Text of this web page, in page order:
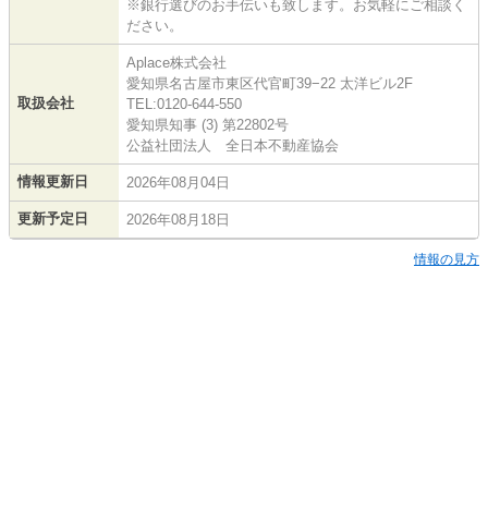
※銀行選びのお手伝いも致します。お気軽にご相談く
ださい。
取扱会社
Aplace株式会社
愛知県名古屋市東区代官町39−22 太洋ビル2F
TEL:0120-644-550
愛知県知事 (3) 第22802号
公益社団法人 全日本不動産協会
情報更新日 2026年08月04日
更新予定日 2026年08月18日
情報の見方